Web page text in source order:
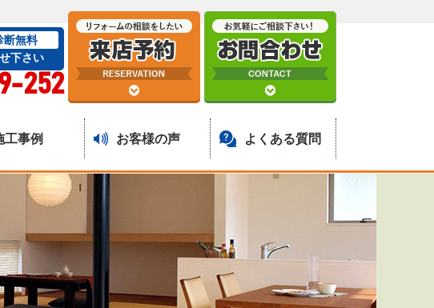
断無料
下さい
252
工事例 お客様の声 よくある質問